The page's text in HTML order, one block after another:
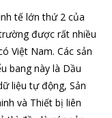
tế lớn thứ 2 của
được rất nhiều
Việt Nam. Các sản
bang này là Dầu
liệu tự động, Sản
và Thiết bị liên